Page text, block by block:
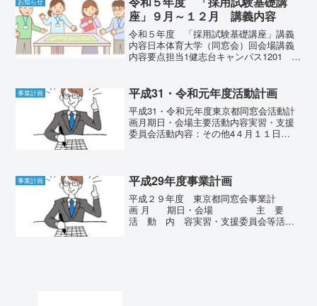
お知らせ
座」９月～１２月 講義内容
令和５年度 「採用試験基礎講座」講義
内容日本体育大学（同窓会）回会場講義
内容要点担当1健志台キャンパス1201 教
領改訂の基本的な方向性を解説□ 教員採
用試験...
事業計画 平成31・令和元年度活動計画
平成31・令和元年度東京都同窓会活動計
画月期日・会場主要活動内容実習・支援
委員会活動内容：その他4４月１１日
13日 ...
事業計画 平成29年度事業計画
平成２９年度 東京都同窓会事業計
画 月 期日・会場 主 要
活 動 内 容実習・支援委員会等活動